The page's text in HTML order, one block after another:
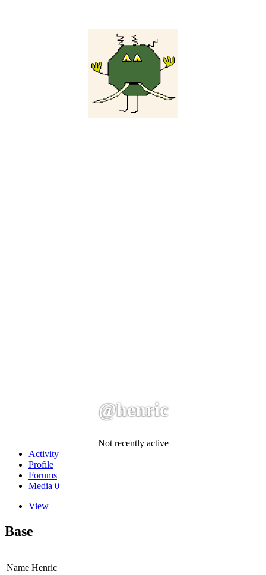
@henric
Not recently active
Activity
Profile
Forums
Media 0
View
Base
Name Henric